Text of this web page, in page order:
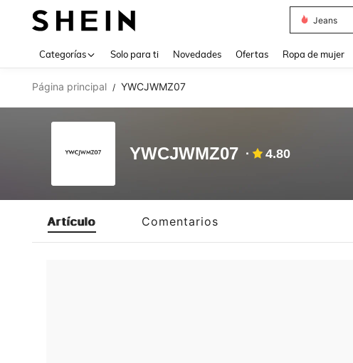
Jeans
Categorías Solo para ti Novedades Ofertas Ropa de mujer
Página principal / YWCJWMZ07
YWCJWMZ07 4.80
Artículo Comentarios